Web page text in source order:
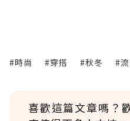
#時尚 #穿搭 #秋冬 #
喜歡這篇文章嗎？